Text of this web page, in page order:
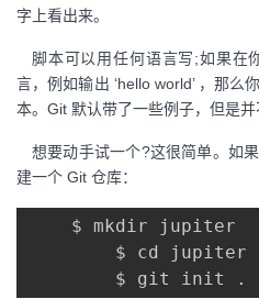
字上看出来。
脚本可以用任何语言写;如果在
言，例如输出 ‘hello world’ ，那么
本。Git 默认带了一些例子，但是并
想要动手试一个?这很简单。如
建一个 Git 仓库：
    $ mkdir jupiter
        $ cd jupiter